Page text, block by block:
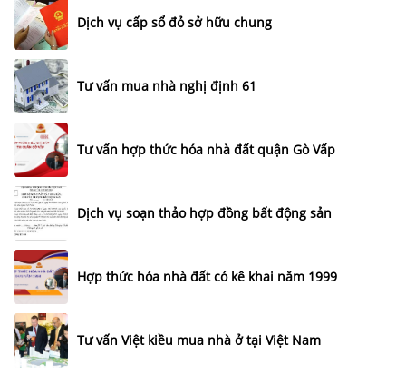
Dịch vụ cấp sổ đỏ sở hữu chung
Tư vấn mua nhà nghị định 61
Tư vấn hợp thức hóa nhà đất quận Gò Vấp
Dịch vụ soạn thảo hợp đồng bất động sản
Hợp thức hóa nhà đất có kê khai năm 1999
Tư vấn Việt kiều mua nhà ở tại Việt Nam